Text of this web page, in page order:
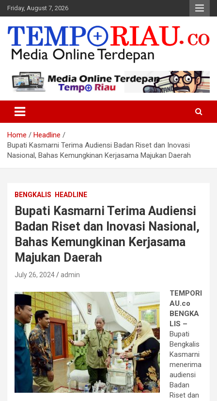
Skip
to
content
Friday, August 7, 2026
Tempo Riau
Home
Headline
Bupati Kasmarni Terima Audiensi Badan Riset dan Inovasi
Nasional, Bahas Kemungkinan Kerjasama Majukan Daerah
BENGKALIS HEADLINE
Bupati Kasmarni Terima Audiensi
Badan Riset dan Inovasi Nasional,
Bahas Kemungkinan Kerjasama
Majukan Daerah
July 26, 2024 admin
TEMPORI
AU.co
BENGKA
LIS –
Bupati
Bengkalis
Kasmarni
menerima
audiensi
Badan
Riset dan